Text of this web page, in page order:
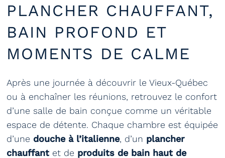
PLANCHER CHAUFFANT,
BAIN PROFOND ET
MOMENTS DE CALME
Après une journée à découvrir le Vieux-Québec
ou à enchaîner les réunions, retrouvez le confort
d’une salle de bain conçue comme un véritable
espace de détente. Chaque chambre est équipée
d’une douche à l’italienne, d’un plancher
chauffant et de produits de bain haut de